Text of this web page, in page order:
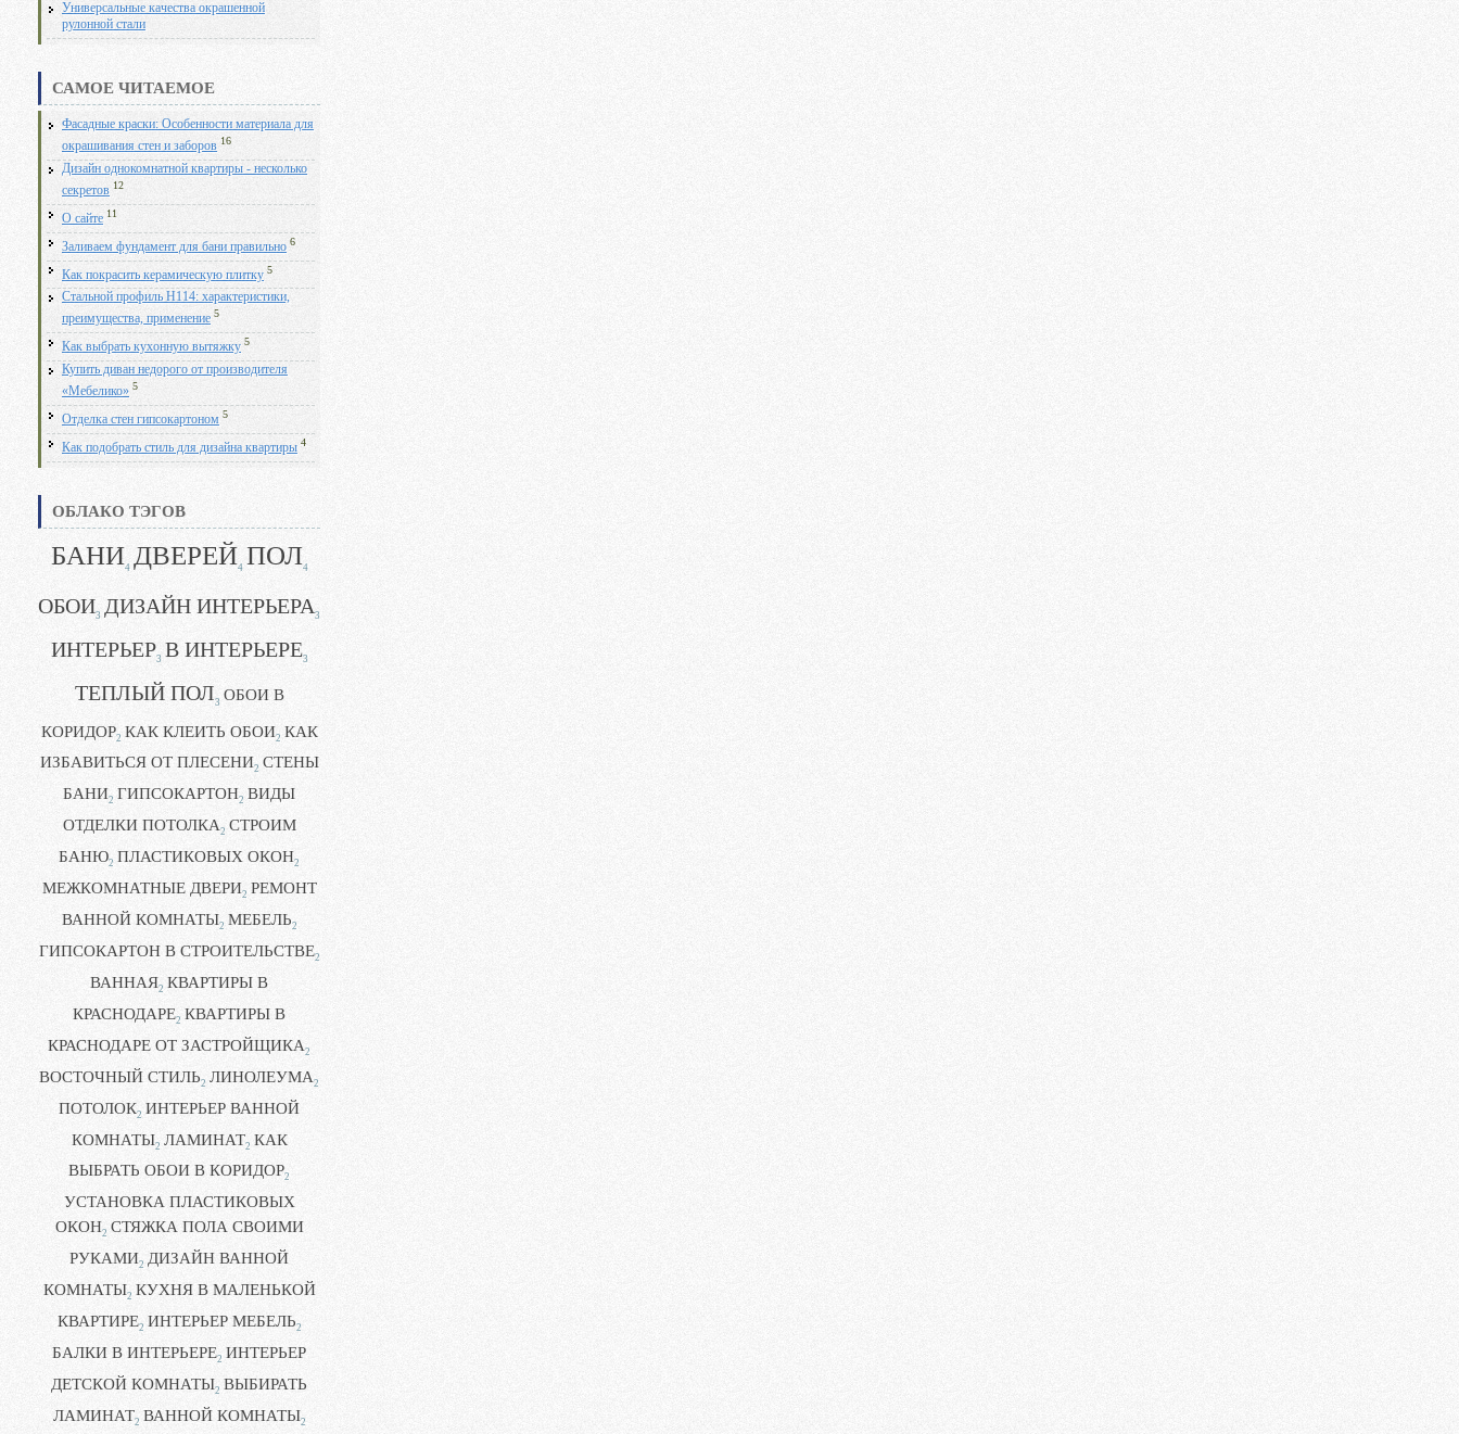
Универсальные качества окрашенной
рулонной стали
САМОЕ ЧИТАЕМОЕ
Фасадные краски: Особенности материала для
окрашивания стен и заборов 16
Дизайн однокомнатной квартиры - несколько
секретов 12
О сайте 11
Заливаем фундамент для бани правильно 6
Как покрасить керамическую плитку 5
Стальной профиль Н114: характеристики,
преимущества, применение 5
Как выбрать кухонную вытяжку 5
Купить диван недорого от производителя
«Мебелико» 5
Отделка стен гипсокартоном 5
Как подобрать стиль для дизайна квартиры 4
ОБЛАКО ТЭГОВ
БАНИ4 ДВЕРЕЙ4 ПОЛ4
ОБОИ3 ДИЗАЙН ИНТЕРЬЕРА3
ИНТЕРЬЕР3 В ИНТЕРЬЕРЕ3
ТЕПЛЫЙ ПОЛ3 ОБОИ В
КОРИДОР2 КАК КЛЕИТЬ ОБОИ2 КАК
ИЗБАВИТЬСЯ ОТ ПЛЕСЕНИ2 СТЕНЫ
БАНИ2 ГИПСОКАРТОН2 ВИДЫ
ОТДЕЛКИ ПОТОЛКА2 СТРОИМ
БАНЮ2 ПЛАСТИКОВЫХ ОКОН2
МЕЖКОМНАТНЫЕ ДВЕРИ2 РЕМОНТ
ВАННОЙ КОМНАТЫ2 МЕБЕЛЬ2
ГИПСОКАРТОН В СТРОИТЕЛЬСТВЕ2
ВАННАЯ2 КВАРТИРЫ В
КРАСНОДАРЕ2 КВАРТИРЫ В
КРАСНОДАРЕ ОТ ЗАСТРОЙЩИКА2
ВОСТОЧНЫЙ СТИЛЬ2 ЛИНОЛЕУМА2
ПОТОЛОК2 ИНТЕРЬЕР ВАННОЙ
КОМНАТЫ2 ЛАМИНАТ2 КАК
ВЫБРАТЬ ОБОИ В КОРИДОР2
УСТАНОВКА ПЛАСТИКОВЫХ
ОКОН2 СТЯЖКА ПОЛА СВОИМИ
РУКАМИ2 ДИЗАЙН ВАННОЙ
КОМНАТЫ2 КУХНЯ В МАЛЕНЬКОЙ
КВАРТИРЕ2 ИНТЕРЬЕР МЕБЕЛЬ2
БАЛКИ В ИНТЕРЬЕРЕ2 ИНТЕРЬЕР
ДЕТСКОЙ КОМНАТЫ2 ВЫБИРАТЬ
ЛАМИНАТ2 ВАННОЙ КОМНАТЫ2